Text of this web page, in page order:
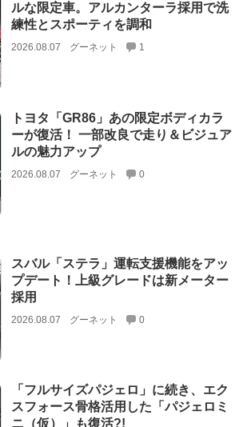
ルな限定車。アルカンターラ採用で洗
練性とスポーティを調和
2026.08.07 グーネット 1
トヨタ「GR86」あの限定ボディカラ
ーが復活！ 一部改良で走り＆ビジュア
ルの魅力アップ
2026.08.07 グーネット 0
スバル「ステラ」運転支援機能をアッ
プデート！上級グレードは新メーター
採用
2026.08.07 グーネット 0
「フルサイズパジェロ」に続き、エク
スフォース骨格活用した「パジェロミ
ニ（仮）」も復活?!